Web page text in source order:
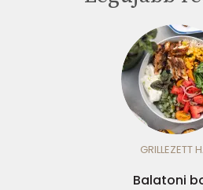
GRILLEZETT
Balatoni